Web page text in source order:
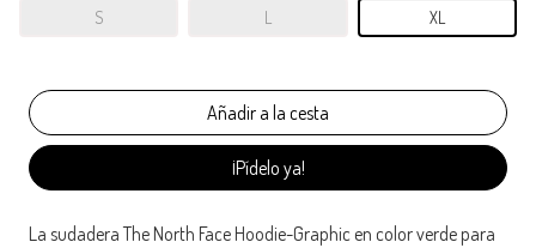
S L XL
¡Pídelo ya!
La sudadera The North Face Hoodie-Graphic en color verde para